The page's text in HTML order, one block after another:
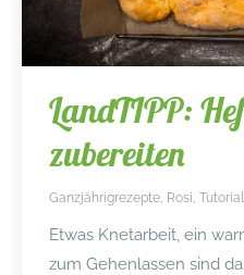
LandTIPP:
zubereiten
Ganzjährigrezepte Rosi
Etwas Knetarbeit, ein
zum Gehenlassen sind